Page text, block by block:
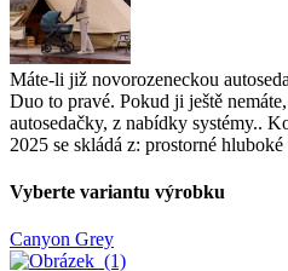
Máte-li již novorozeneckou
Duo to pravé. Pokud ji ještě
autosedačky, z nabídky systémy..
2025 se skládá z: prostorné
Vyberte variantu výrobku
Canyon Grey